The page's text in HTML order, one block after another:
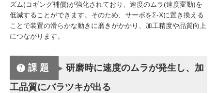
ズム(コギング補償)が強化されており、速度のムラ(速度変動)を
低減することができます。そのため、サーボをΣ-Xに置き換える
ことで装置の滑らかな動きに磨きがかかり、加工精度や品質向上
につながります。
課題 研磨時に速度のムラが発生し、加
工品質にバラツキが出る